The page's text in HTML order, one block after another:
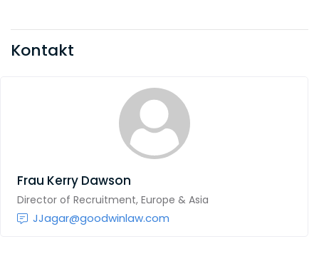
Kontakt
Frau Kerry Dawson
Director of Recruitment, Europe & Asia
JJagar@goodwinlaw.com